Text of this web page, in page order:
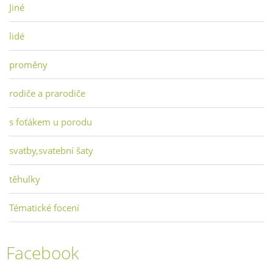
Jiné
lidé
proměny
rodiče a prarodiče
s foťákem u porodu
svatby,svatební šaty
těhulky
Tématické focení
Facebook